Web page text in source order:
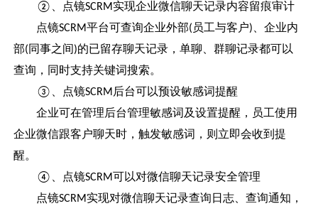
② 、点镜SCRM实现企业微信聊天记录内容留痕审计
点镜SCRM平台可查询企业外部( 员工与客户)、企业内
部(同事之间)的已留存聊天记录，单聊、群聊记录都可以
查询，同时支持关键词搜索。
③ 、点镜SCRM后台可以预设敏感词提醒
企业可在管理后台管理敏感词及设置提醒，员工使用
企业微信跟客户聊天时，触发敏感词，则立即会收到提
醒。
④ 、点镜SCRM可以对微信聊天记录安全管理
点镜SCRM实现对微信聊天记录查询日志、查询通知，